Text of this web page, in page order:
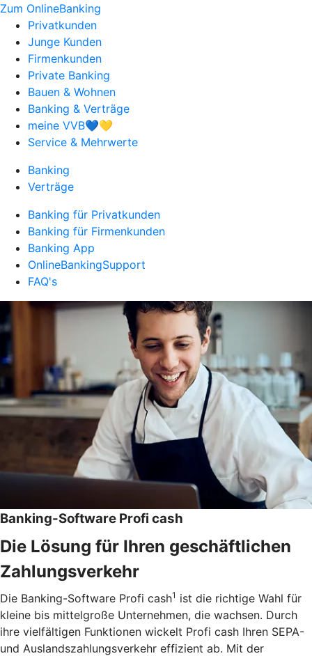
Zum OnlineBanking
Privatkunden
Junge Kunden
Firmenkunden
Private Banking
Bauen & Wohnen
Banking & Verträge
meine VVB💙💛
Service & Mehrwerte
Banking
Verträge
Banking für Privatkunden
Banking für Firmenkunden
Banking App
OnlineBankingSupport
FAQ's
Banking-Software Profi cash
Die Lösung für Ihren geschäftlichen
Zahlungsverkehr
Die Banking-Software Profi cash1 ist die richtige Wahl für
kleine bis mittelgroße Unternehmen, die wachsen. Durch
ihre vielfältigen Funktionen wickelt Profi cash Ihren SEPA-
und Auslandszahlungsverkehr effizient ab. Mit der